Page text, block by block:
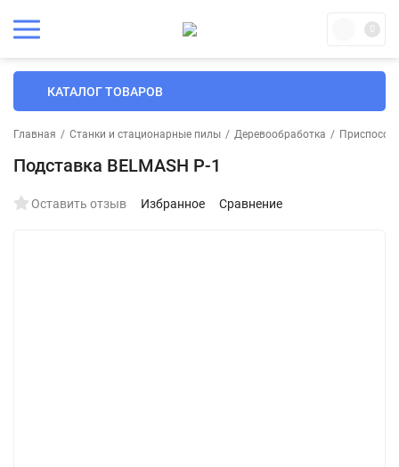
0
КАТАЛОГ ТОВАРОВ
Главная / Станки и стационарные пилы / Деревообработка /
Подставка BELMASH P-1
Оставить отзыв Избранное Сравнение